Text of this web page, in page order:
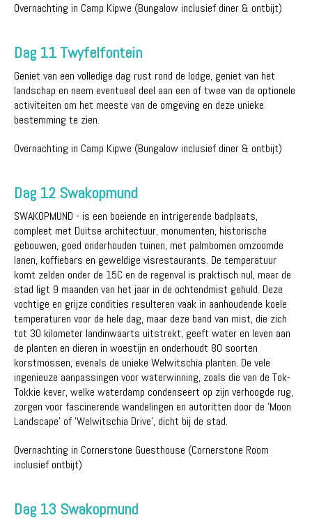
Overnachting in Camp Kipwe (Bungalow inclusief diner & ontbijt)
Dag 11 Twyfelfontein
Geniet van een volledige dag rust rond de lodge, geniet van het
landschap en neem eventueel deel aan een of twee van de optionele
activiteiten om het meeste van de omgeving en deze unieke
bestemming te zien.
Overnachting in Camp Kipwe (Bungalow inclusief diner & ontbijt)
Dag 12 Swakopmund
SWAKOPMUND - is een boeiende en intrigerende badplaats,
compleet met Duitse architectuur, monumenten, historische
gebouwen, goed onderhouden tuinen, met palmbomen omzoomde
lanen, koffiebars en geweldige visrestaurants. De temperatuur
komt zelden onder de 15C en de regenval is praktisch nul, maar de
stad ligt 9 maanden van het jaar in de ochtendmist gehuld. Deze
vochtige en grijze condities resulteren vaak in aanhoudende koele
temperaturen voor de hele dag, maar deze band van mist, die zich
tot 30 kilometer landinwaarts uitstrekt, geeft water en leven aan
de planten en dieren in woestijn en onderhoudt 80 soorten
korstmossen, evenals de unieke Welwitschia planten. De vele
ingenieuze aanpassingen voor waterwinning, zoals die van de Tok-
Tokkie kever, welke waterdamp condenseert op zijn verhoogde rug,
zorgen voor fascinerende wandelingen en autoritten door de 'Moon
Landscape' of 'Welwitschia Drive', dicht bij de stad.
Overnachting in Cornerstone Guesthouse (Cornerstone Room
inclusief ontbijt)
Dag 13 Swakopmund